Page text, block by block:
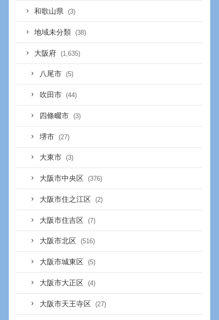
和歌山県 (3)
地域未分類 (38)
大阪府 (1,635)
八尾市 (5)
吹田市 (44)
四條畷市 (3)
堺市 (27)
大東市 (3)
大阪市中央区 (376)
大阪市住之江区 (2)
大阪市住吉区 (7)
大阪市北区 (516)
大阪市城東区 (5)
大阪市大正区 (4)
大阪市天王寺区 (27)